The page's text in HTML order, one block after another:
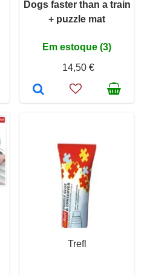
Dogs faster than a train
+ puzzle mat
Em estoque (3)
14,50 €
Trefl